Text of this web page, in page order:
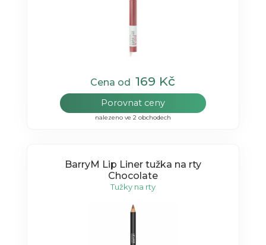
Cena od169 Kč
Porovnat ceny
nalezeno ve 2 obchodech
BarryM Lip Liner tužka na rty
Chocolate
Tužky na rty